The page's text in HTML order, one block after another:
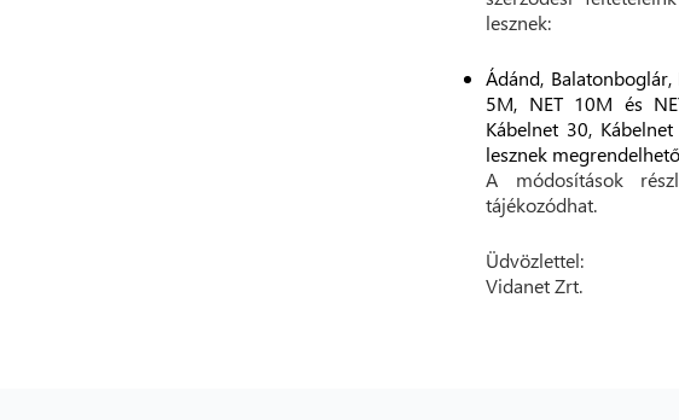
lesznek:
Ádánd, Balatonboglár,
5M, NET 10M és
Kábelnet 30,
lesznek
A módosítások
tájékozódhat.
Üdvözlettel:
Vidanet Zrt.